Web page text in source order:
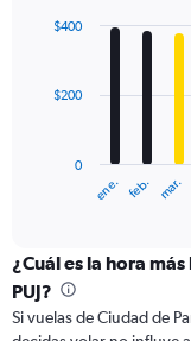
to
with
12
The
categories.
Range:
12
categories.
ene. feb. mar.
0
$200
$400
¿Cuál es la hora
PUJ?
Si vuelas de Ciudad de